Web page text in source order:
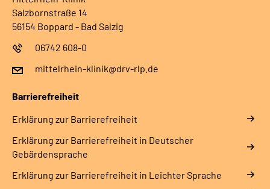
Salzbornstraße 14
56154 Boppard - Bad Salzig
06742 608-0
mittelrhein-klinik@drv-rlp.de
Barrierefreiheit
Erklärung zur Barrierefreiheit
Erklärung zur Barrierefreiheit in Deutscher
Gebärdensprache
Erklärung zur Barrierefreiheit in Leichter Sprache